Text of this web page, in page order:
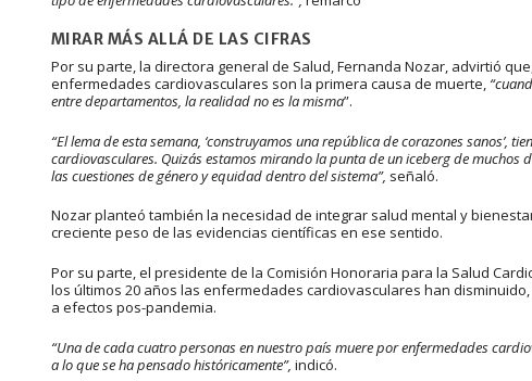
MIRAR MÁS ALLÁ DE LAS CIFRAS
Por su parte, la directora general de Salud, Fernanda Nozar, advirtió
enfermedades cardiovasculares son la primera causa de muerte,
entre departamentos, la realidad no es la misma”.
“El lema de esta semana, ‘construyamos una república de corazones sanos’,
cardiovasculares. Quizás estamos mirando la punta de un iceberg de muchos
las cuestiones de género y equidad dentro del sistema”, señaló.
Nozar planteó también la necesidad de integrar salud mental y
creciente peso de las evidencias científicas en ese sentido.
Por su parte, el presidente de la Comisión Honoraria para la Salud
los últimos 20 años las enfermedades cardiovasculares han
a efectos pos-pandemia.
“Una de cada cuatro personas en nuestro país muere por enfermedades
a lo que se ha pensado históricamente”, indicó.